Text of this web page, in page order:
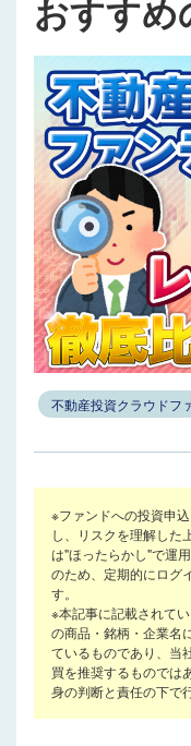
おすすめ
不動産投資クラウドフ
※ファンドへの投資申
し、リスクを理解した
は"ほったらかし"で運
のため、定期的にログ
す。
※本記事に記載されて
の商品・銘柄・企業名
ているものであり、当
買を推奨するものでは
身の判断と責任の下で